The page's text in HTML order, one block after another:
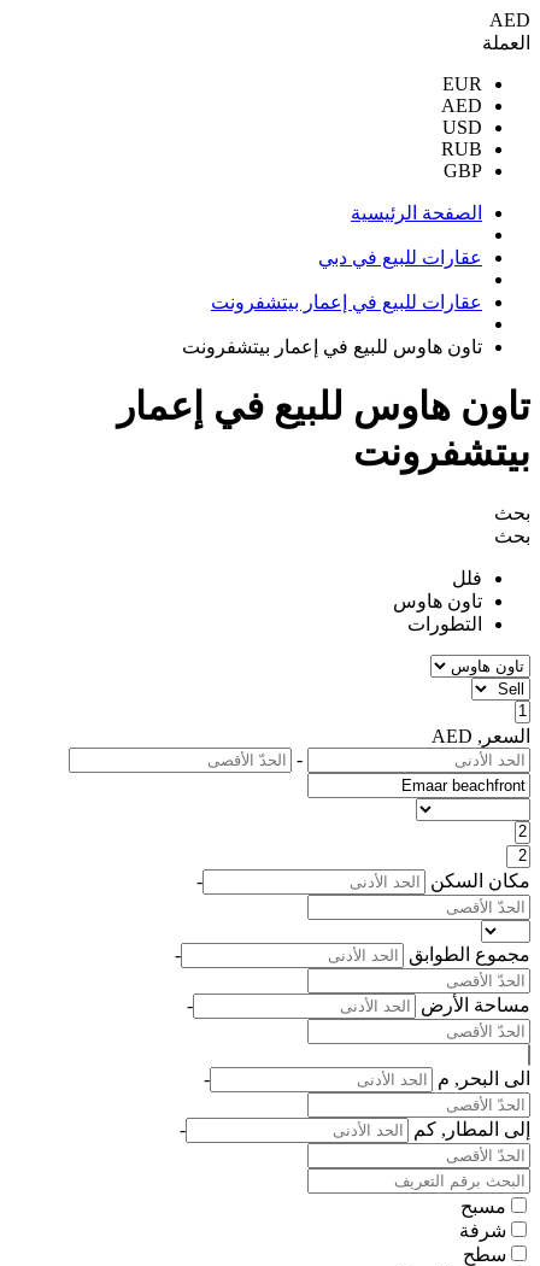
AED
العملة
EUR
AED
USD
RUB
GBP
الصفحة الرئيسية
عقارات للبيع في دبي
عقارات للبيع في إعمار بيتشفرونت
تاون هاوس للبيع في إعمار بيتشفرونت
تاون هاوس للبيع في إعمار
بيتشفرونت
بحث
بحث
فلل
تاون هاوس
التطورات
السعر, AED
-
مكان السكن -
مجموع الطوابق -
مساحة الأرض -
الى البحر, م -
إلى المطار, كم -
مسبح
شرفة
سطح